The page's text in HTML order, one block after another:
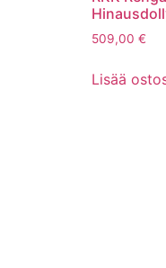
509,00 €
Lisää